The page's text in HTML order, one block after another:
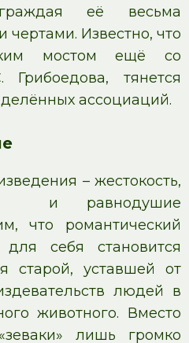
её весьма
чертами. Известно, что
мостом ещё со
Грибоедова, тянется
ассоциаций.
– жестокость,
и равнодушие
что романтический
себя становится
старой, уставшей от
людей в
животного. Вместо
лишь громко